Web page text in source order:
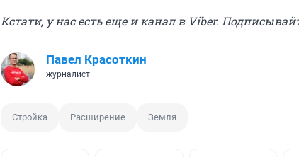
Кстати, у нас есть еще и канал в Viber.
Павел Красоткин
журналист
Стройка Расширение Земля